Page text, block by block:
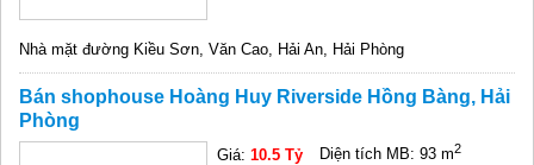
Nhà mặt đường Kiều Sơn, Văn Cao, Hải An, Hải Phòng
Bán shophouse Hoàng Huy Riverside Hồng Bàng, Hải
Phòng
Giá:10.5 Tỷ Diện tích MB: 93 m2